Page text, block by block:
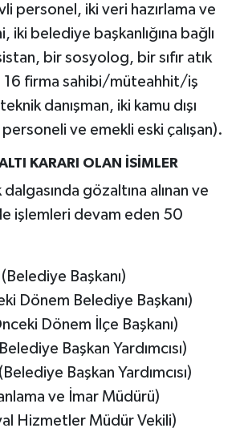
personel, iki veri hazırlama ve
iki belediye başkanlığına bağlı
bir sosyolog, bir sıfır atık
16 firma sahibi/müteahhit/iş
danışman, iki kamu dışı
personeli ve emekli eski çalışan).
KARARI OLAN İSİMLER
gözaltına alınan ve
işlemleri devam eden 50
Başkanı)
Dönem Belediye Başkanı)
Dönem İlçe Başkanı)
Başkan Yardımcısı)
Başkan Yardımcısı)
ve İmar Müdürü)
Hizmetler Müdür Vekili)